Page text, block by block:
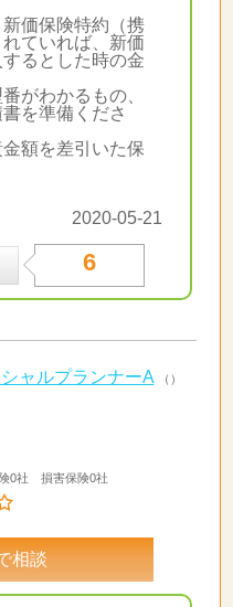
価保険特約（携
ていれば、新価
するとした時の金
がわかるもの、
を準備くださ
額を差引いた保
2020-05-21
6
ャルプランナーA （）
0社 損害保険0社
相談